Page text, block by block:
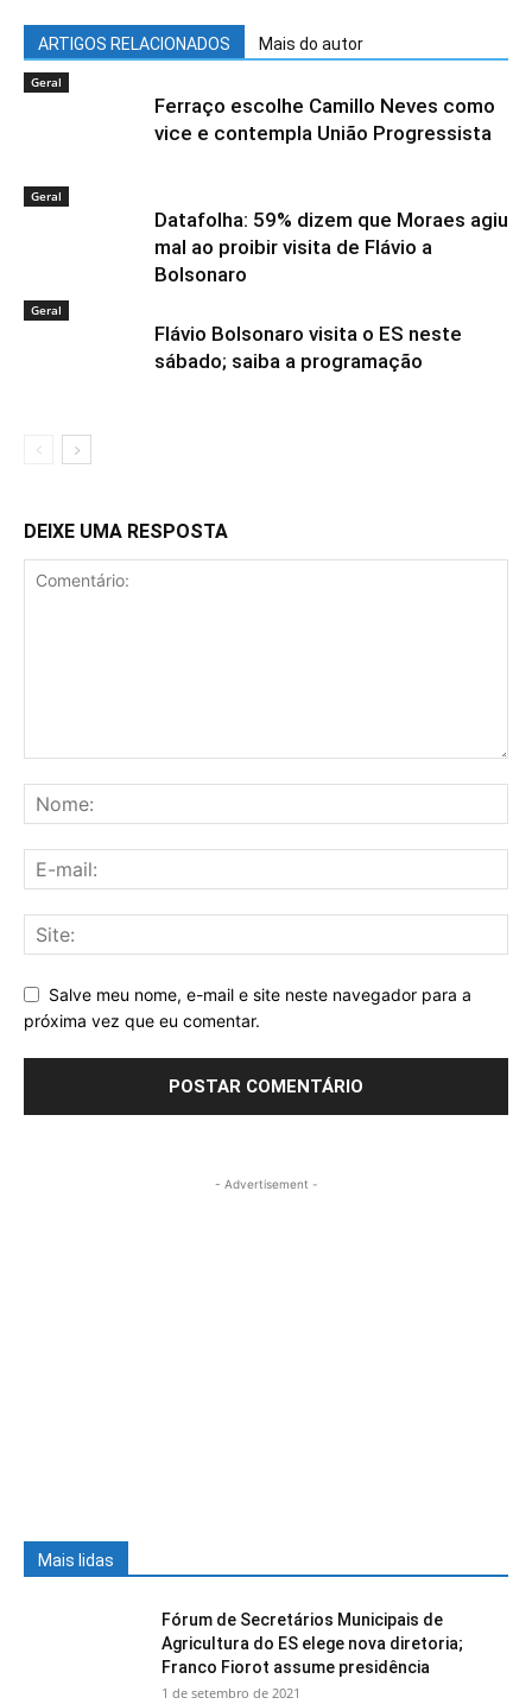
ARTIGOS RELACIONADOS Mais do autor
Geral
Ferraço escolhe Camillo Neves como
vice e contempla União Progressista
Geral
Datafolha: 59% dizem que Moraes agiu
mal ao proibir visita de Flávio a
Bolsonaro
Geral
Flávio Bolsonaro visita o ES neste
sábado; saiba a programação
DEIXE UMA RESPOSTA
Salve meu nome, e-mail e site neste navegador para a
próxima vez que eu comentar.
- Advertisement -
Mais lidas
Fórum de Secretários Municipais de
Agricultura do ES elege nova diretoria;
Franco Fiorot assume presidência
1 de setembro de 2021